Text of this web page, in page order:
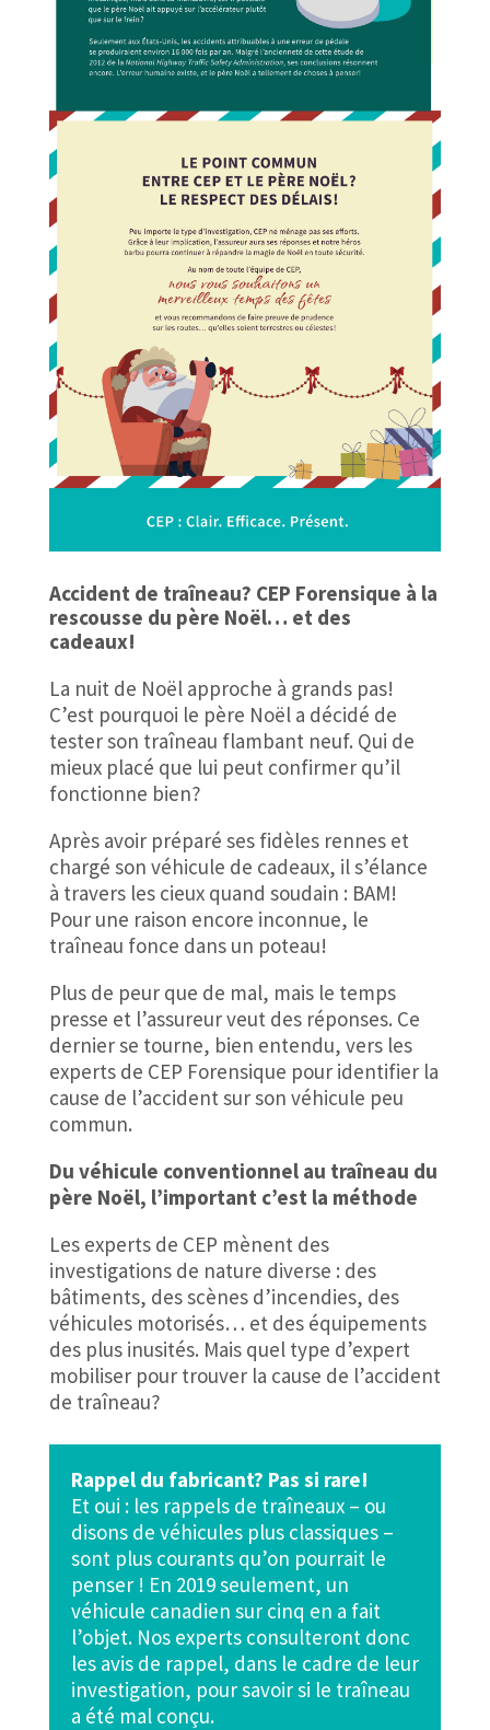
Accident de traîneau? CEP Forensique à la
rescousse du père Noël… et des
cadeaux!
La nuit de Noël approche à grands pas!
C’est pourquoi le père Noël a décidé de
tester son traîneau flambant neuf. Qui de
mieux placé que lui peut confirmer qu’il
fonctionne bien?
Après avoir préparé ses fidèles rennes et
chargé son véhicule de cadeaux, il s’élance
à travers les cieux quand soudain : BAM!
Pour une raison encore inconnue, le
traîneau fonce dans un poteau!
Plus de peur que de mal, mais le temps
presse et l’assureur veut des réponses. Ce
dernier se tourne, bien entendu, vers les
experts de CEP Forensique pour identifier la
cause de l’accident sur son véhicule peu
commun.
Du véhicule conventionnel au traîneau du
père Noël, l’important c’est la méthode
Les experts de CEP mènent des
investigations de nature diverse : des
bâtiments, des scènes d’incendies, des
véhicules motorisés… et des équipements
des plus inusités. Mais quel type d’expert
mobiliser pour trouver la cause de l’accident
de traîneau?
Rappel du fabricant? Pas si rare!
Et oui : les rappels de traîneaux – ou
disons de véhicules plus classiques –
sont plus courants qu’on pourrait le
penser ! En 2019 seulement, un
véhicule canadien sur cinq en a fait
l’objet. Nos experts consulteront donc
les avis de rappel, dans le cadre de leur
investigation, pour savoir si le traîneau
a été mal conçu.